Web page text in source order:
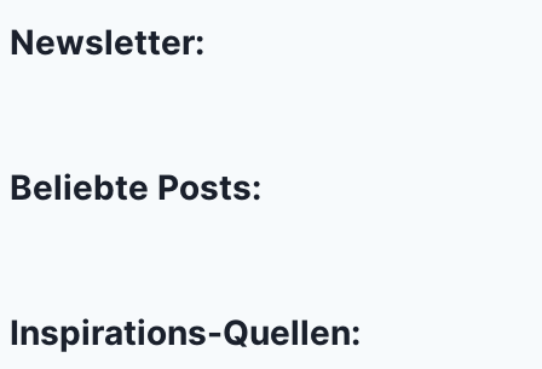
Newsletter:
Beliebte Posts:
Inspirations-Quellen: